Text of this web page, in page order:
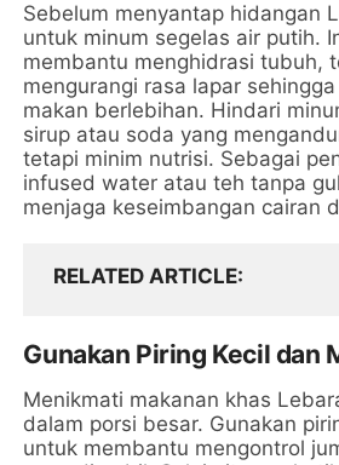
Sebelum menyantap hidangan
untuk minum segelas air putih.
membantu menghidrasi tubuh,
mengurangi rasa lapar
makan berlebihan. Hindari
sirup atau soda yang
tetapi minim nutrisi. Sebagai
infused water atau teh tanpa
menjaga keseimbangan cairan
RELATED ARTICLE
Gunakan Piring Kecil dan
Menikmati makanan khas
dalam porsi besar. Gunakan
untuk membantu mengontrol